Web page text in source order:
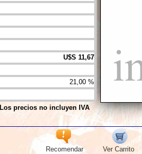
U$S 11,67
21,00 %
Los precios no incluyen IVA
Recomendar Ver Carrito